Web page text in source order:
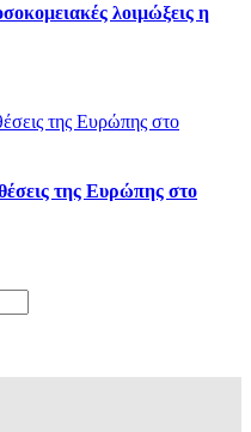
λοιμώξεις η
της Ευρώπης στο